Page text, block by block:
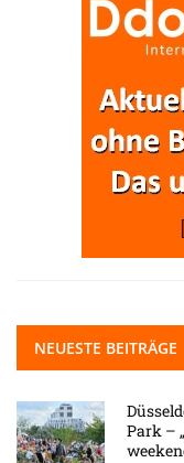
NEUESTE BEITRÄGE
Park –